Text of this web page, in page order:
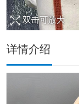
双击可放大
详情介绍